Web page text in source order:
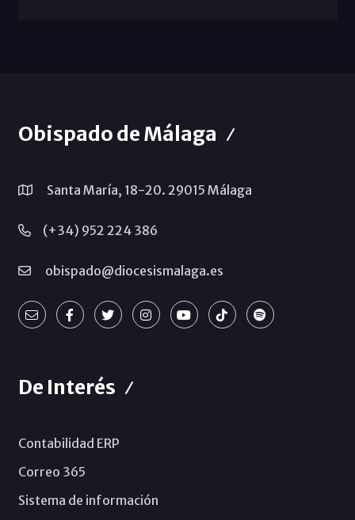
Obispado de Málaga
Santa María, 18-20. 29015 Málaga
(+34) 952 224 386
obispado@diocesismalaga.es
De Interés
Contabilidad ERP
Correo 365
Sistema de información